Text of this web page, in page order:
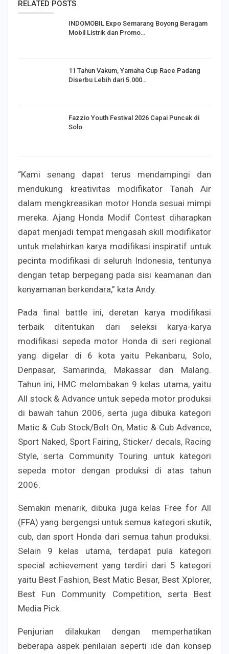
RELATED POSTS
INDOMOBIL Expo Semarang Boyong Beragam
Mobil Listrik dan Promo…
11 Tahun Vakum, Yamaha Cup Race Padang
Diserbu Lebih dari 5.000…
Fazzio Youth Festival 2026 Capai Puncak di
Solo
“Kami senang dapat terus mendampingi dan
mendukung kreativitas modifikator Tanah Air
dalam mengkreasikan motor Honda sesuai mimpi
mereka. Ajang Honda Modif Contest diharapkan
dapat menjadi tempat mengasah skill modifikator
untuk melahirkan karya modifikasi inspiratif untuk
pecinta modifikasi di seluruh Indonesia, tentunya
dengan tetap berpegang pada sisi keamanan dan
kenyamanan berkendara,” kata Andy.
Pada final battle ini, deretan karya modifikasi
terbaik ditentukan dari seleksi karya-karya
modifikasi sepeda motor Honda di seri regional
yang digelar di 6 kota yaitu Pekanbaru, Solo,
Denpasar, Samarinda, Makassar dan Malang.
Tahun ini, HMC melombakan 9 kelas utama, yaitu
All stock & Advance untuk sepeda motor produksi
di bawah tahun 2006, serta juga dibuka kategori
Matic & Cub Stock/Bolt On, Matic & Cub Advance,
Sport Naked, Sport Fairing, Sticker/ decals, Racing
Style, serta Community Touring untuk kategori
sepeda motor dengan produksi di atas tahun
2006.
Semakin menarik, dibuka juga kelas Free for All
(FFA) yang bergengsi untuk semua kategori skutik,
cub, dan sport Honda dari semua tahun produksi.
Selain 9 kelas utama, terdapat pula kategori
special achievement yang terdiri dari 5 kategori
yaitu Best Fashion, Best Matic Besar, Best Xplorer,
Best Fun Community Competition, serta Best
Media Pick.
Penjurian dilakukan dengan memperhatikan
beberapa aspek penilaian seperti ide dan konsep